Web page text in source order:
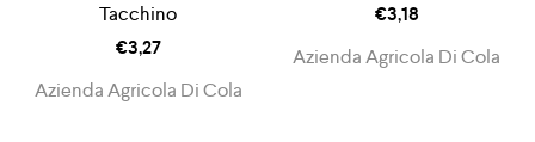
Tacchino
€3,27
Azienda Agricola Di Cola
€3,18
Azienda Agricola Di Cola